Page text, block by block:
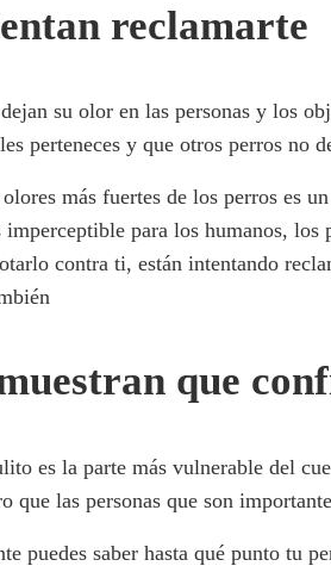
reclamarte
su olor en las personas y los
perteneces y que otros perros no
más fuertes de los perros es
imperceptible para los humanos,
contra ti, están intentando
que
es la parte más vulnerable del
que las personas que son
puedes saber hasta qué punto tu